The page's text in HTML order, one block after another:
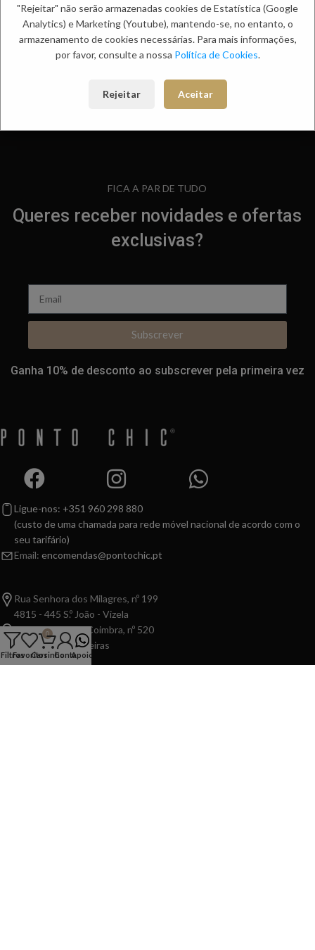
FICA A PAR DE TUDO
Queres receber novidades e ofertas
exclusivas?
Subscrever
Ganha 10% de desconto ao subscrever pela primeira vez
Ligue-nos: +351 960 298 880
(custo de uma chamada para rede móvel nacional de acordo com o
seu tarifário)
Email: encomendas@pontochic.pt
Rua Senhora dos Milagres, nº 199
4815 - 445 S.º João - Vizela
Av. Dr. Leonardo Coimbra, nº 520
4610-105 - Felgueiras
Horário
"Rejeitar" não serão armazenadas cookies de Estatística (Google
Analytics) e Marketing (Youtube), mantendo-se, no entanto, o
armazenamento de cookies necessárias. Para mais informações,
por favor, consulte a nossa Política de Cookies.
Rejeitar Aceitar
FiltrosFavoritos
0
CarrinhoContaApoio